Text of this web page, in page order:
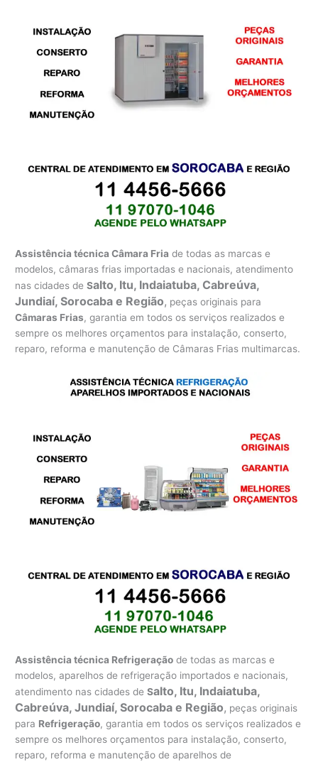
Assistência técnica Câmara Fria de todas as marcas e
modelos, câmaras frias importadas e nacionais, atendimento
nas cidades deSalto, Itu, Indaiatuba, Cabreúva,
Jundiaí, Sorocaba e Região, peças originais para
Câmaras Frias, garantia em todos os serviços realizados e
sempre os melhores orçamentos para instalação, conserto,
reparo, reforma e manutenção de Câmaras Frias multimarcas.
Assistência técnica Refrigeração de todas as marcas e
modelos, aparelhos de refrigeração importados e nacionais,
atendimento nas cidades deSalto, Itu, Indaiatuba,
Cabreúva, Jundiaí, Sorocaba e Região, peças originais
para Refrigeração, garantia em todos os serviços realizados e
sempre os melhores orçamentos para instalação, conserto,
reparo, reforma e manutenção de aparelhos de